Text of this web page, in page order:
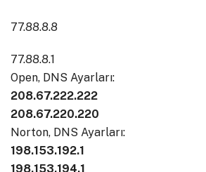
77.88.8.8
77.88.8.1
Open, DNS Ayarları:
208.67.222.222
208.67.220.220
Norton, DNS Ayarları:
198.153.192.1
198.153.194.1